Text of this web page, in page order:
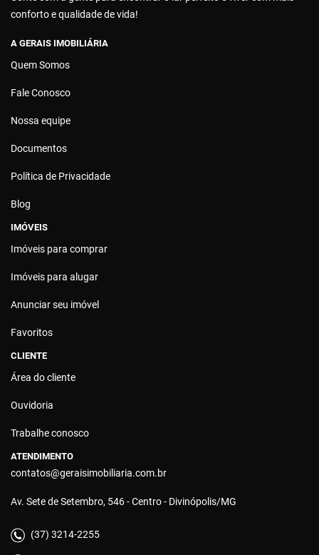
conforto e qualidade de vida!
A GERAIS IMOBILIÁRIA
Quem Somos
Fale Conosco
Nossa equipe
Documentos
Política de Privacidade
Blog
IMÓVEIS
Imóveis para comprar
Imóveis para alugar
Anunciar seu imóvel
Favoritos
CLIENTE
Área do cliente
Ouvidoria
Trabalhe conosco
ATENDIMENTO
contatos@geraisimobiliaria.com.br
Av. Sete de Setembro, 546 - Centro - Divinópolis/MG
(37) 3214-2255